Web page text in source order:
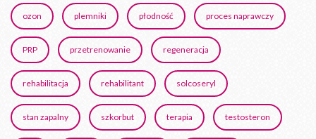
ozon plemniki płodność proces naprawczy
PRP przetrenowanie regeneracja
rehabilitacja rehabilitant solcoseryl
stan zapalny szkorbut terapia testosteron